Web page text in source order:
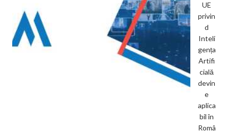
UE
privin
d
Inteli
gența
Artifi
cială
devin
e
aplica
bil în
Româ